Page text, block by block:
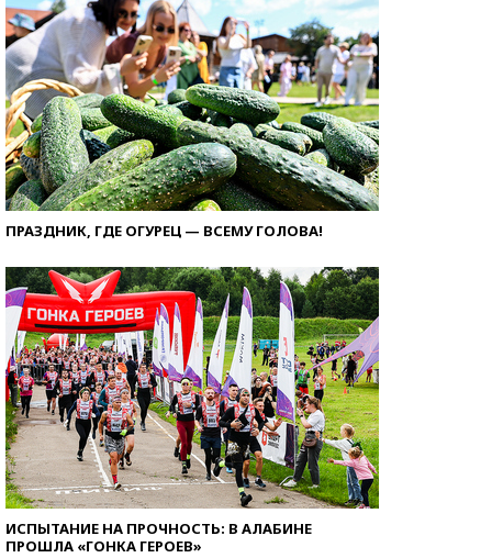
ПРАЗДНИК, ГДЕ ОГУРЕЦ — ВСЕМУ ГОЛОВА!
ИСПЫТАНИЕ НА ПРОЧНОСТЬ: В АЛАБИНЕ
ПРОШЛА «ГОНКА ГЕРОЕВ»